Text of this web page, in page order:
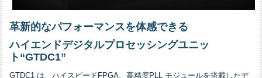
革新的なパフォーマンスを体感できる
ハイエンドデジタルプロセッシングユニッ
ト“GTDC1”
GTDC1 は、ハイスピードFPGA、高精度PLL モジュールを搭載したデ